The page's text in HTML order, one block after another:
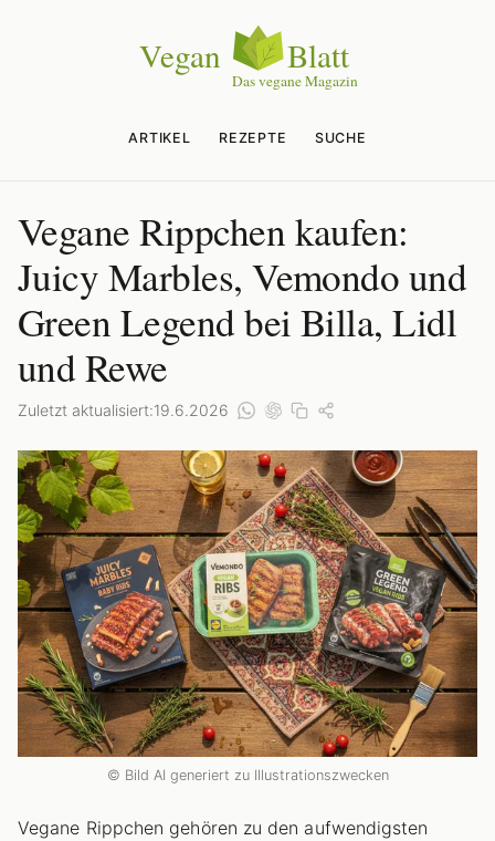
ARTIKEL REZEPTE SUCHE
Vegane Rippchen kaufen:
Juicy Marbles, Vemondo und
Green Legend bei Billa, Lidl
und Rewe
Zuletzt aktualisiert:19.6.2026
© Bild AI generiert zu Illustrationszwecken
Vegane Rippchen gehören zu den aufwendigsten